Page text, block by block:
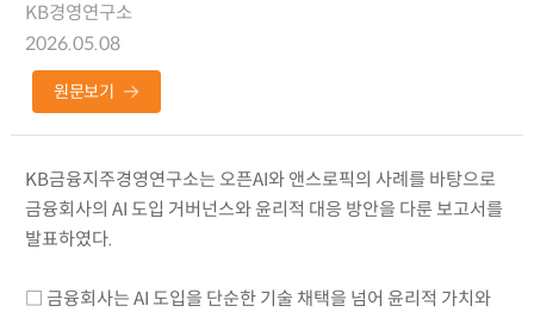
KB경영연구소
2026.05.08
원문보기
KB금융지주경영연구소는 오픈AI와 앤스로픽의 사례를 바탕으로
금융회사의 AI 도입 거버넌스와 윤리적 대응 방안을 다룬 보고서를
발표하였다.
□ 금융회사는 AI 도입을 단순한 기술 채택을 넘어 윤리적 가치와